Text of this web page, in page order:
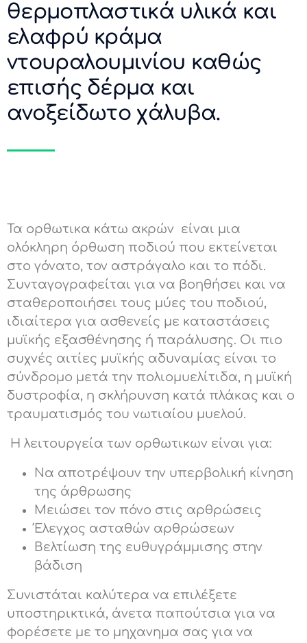
θερμοπλαστικά υλικά και
ελαφρύ κράμα
ντουραλουμινίου καθώς
επισής δέρμα και
ανοξείδωτο χάλυβα.
Τα ορθωτικα κάτω ακρών είναι μια
ολόκληρη όρθωση ποδιού που εκτείνεται
στο γόνατο, τον αστράγαλο και το πόδι.
Συνταγογραφείται για να βοηθήσει και να
σταθεροποιήσει τους μύες του ποδιού,
ιδιαίτερα για ασθενείς με καταστάσεις
μυϊκής εξασθένησης ή παράλυσης. Οι πιο
συχνές αιτίες μυϊκής αδυναμίας είναι το
σύνδρομο μετά την πολιομυελίτιδα, η μυϊκή
δυστροφία, η σκλήρυνση κατά πλάκας και ο
τραυματισμός του νωτιαίου μυελού.
Η λειτουργεία των ορθωτικων είναι για:
Να αποτρέψουν την υπερβολική κίνηση
της άρθρωσης
Μειώσει τον πόνο στις αρθρώσεις
Έλεγχος ασταθών αρθρώσεων
Βελτίωση της ευθυγράμμισης στην
βάδιση
Συνιστάται καλύτερα να επιλέξετε
υποστηρικτικά, άνετα παπούτσια για να
φορέσετε με το μηχανημα σας για να